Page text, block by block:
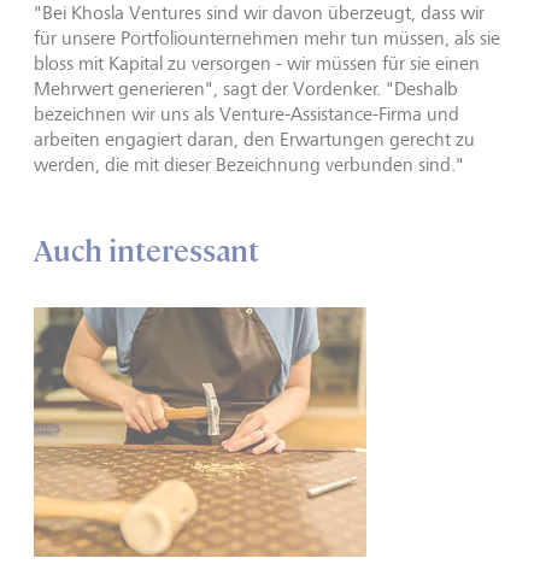
"Bei Khosla Ventures sind wir davon überzeugt, dass wir
für unsere Portfoliounternehmen mehr tun müssen, als sie
bloss mit Kapital zu versorgen - wir müssen für sie einen
Mehrwert generieren", sagt der Vordenker. "Deshalb
bezeichnen wir uns als Venture-Assistance-Firma und
arbeiten engagiert daran, den Erwartungen gerecht zu
werden, die mit dieser Bezeichnung verbunden sind."
Auch interessant